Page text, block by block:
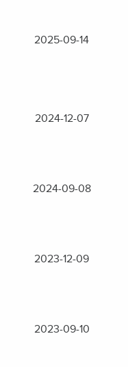
2025-09-14
2024-12-07
2024-09-08
2023-12-09
2023-09-10